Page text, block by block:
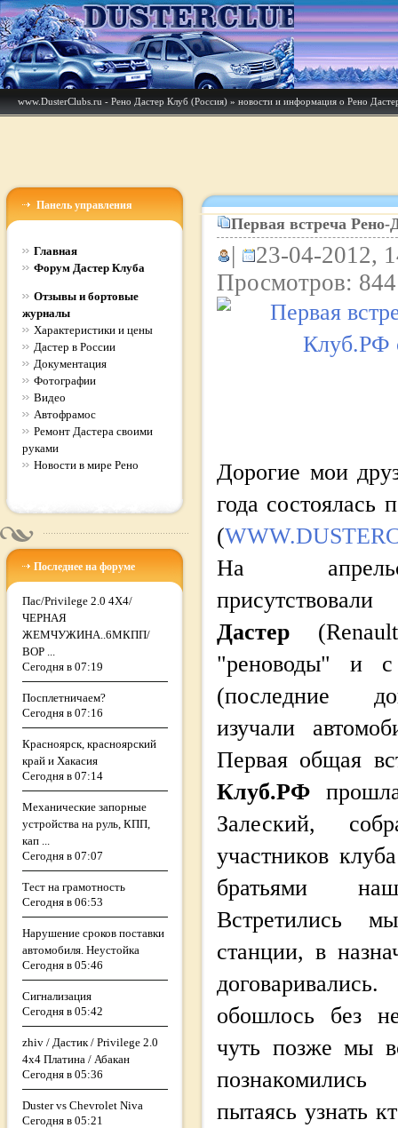
www.DusterClubs.ru - Рено Дастер Клуб (Россия) » новости и информация о Рено
Панель управления
Главная
Форум Дастер Клуба
Отзывы и бортовые
журналы
Характеристики и цены
Дастер в России
Документация
Фотографии
Видео
Автофрамос
Ремонт Дастера своими
руками
Новости в мире Рено
Последнее на форуме
Пас/Privilege 2.0 4Х4/
ЧЕРНАЯ
ЖЕМЧУЖИНА..6МКПП/
ВОР ...
Сегодня в 07:19
Посплетничаем?
Сегодня в 07:16
Красноярск, красноярский
край и Хакасия
Сегодня в 07:14
Механические запорные
устройства на руль, КПП,
кап ...
Сегодня в 07:07
Тест на грамотность
Сегодня в 06:53
Нарушение сроков поставки
автомобиля. Неустойка
Сегодня в 05:46
Сигнализация
Сегодня в 05:42
zhiv / Дастик / Privilege 2.0
4x4 Платина / Абакан
Сегодня в 05:36
Duster vs Chevrolet Niva
Сегодня в 05:21
Первая встреча Рено-
|
23-04-2012,
Просмотров: 844
Дорогие мои
года состоялась
(
На
Дастер
"реноводы" и
(последние
изучали
Первая общая
Клуб.РФ
Залеский,
участников
братьями
Встретились
станции, в
обошлось без
чуть позже мы
пытаясь узнать